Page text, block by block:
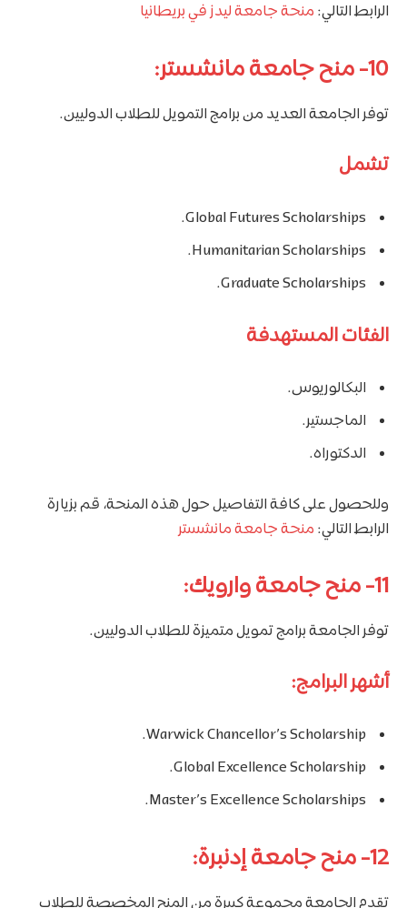
الرابط التالي: منحة جامعة ليدز في بريطانيا
10- منح جامعة مانشستر:
توفر الجامعة العديد من برامج التمويل للطلاب الدوليين.
تشمل
Global Futures Scholarships.
Humanitarian Scholarships.
Graduate Scholarships.
الفئات المستهدفة
البكالوريوس.
الماجستير.
الدكتوراه.
وللحصول على كافة التفاصيل حول هذه المنحة، قم بزيارة
الرابط التالي: منحة جامعة مانشستر
11- منح جامعة وارويك:
توفر الجامعة برامج تمويل متميزة للطلاب الدوليين.
أشهر البرامج:
Warwick Chancellor’s Scholarship.
Global Excellence Scholarship.
Master’s Excellence Scholarships.
12- منح جامعة إدنبرة:
تقدم الجامعة مجموعة كبيرة من المنح المخصصة للطلاب